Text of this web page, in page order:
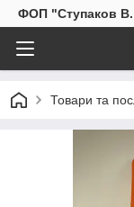
ФОП "Ступаков
Товари та